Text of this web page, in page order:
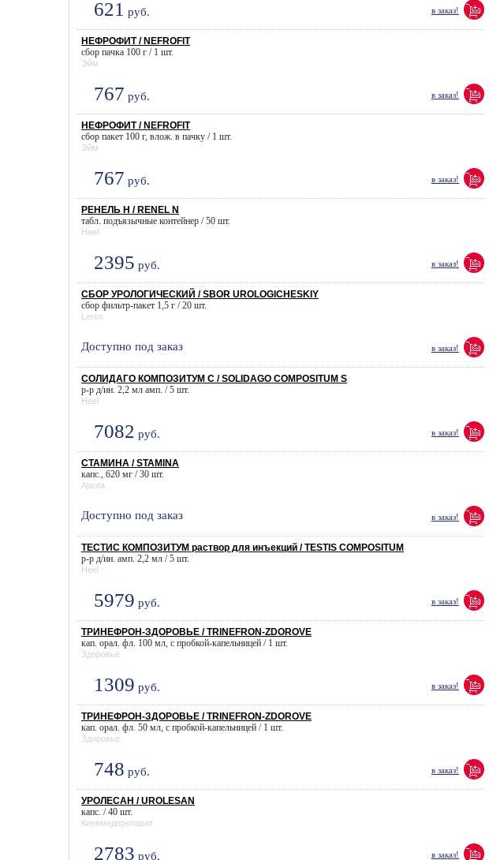
621 руб. в заказ!
НЕФРОФИТ / NEFROFIT
сбор пачка 100 г / 1 шт.
Эйм
767 руб. в заказ!
НЕФРОФИТ / NEFROFIT
сбор пакет 100 г, влож. в пачку / 1 шт.
Эйм
767 руб. в заказ!
РЕНЕЛЬ Н / RENEL N
табл. подъязычные контейнер / 50 шт.
Heel
2395 руб. в заказ!
СБОР УРОЛОГИЧЕСКИЙ / SBOR UROLOGICHESKIY
сбор фильтр-пакет 1,5 г / 20 шт.
Leros
Доступно под заказ в заказ!
СОЛИДАГО КОМПОЗИТУМ С / SOLIDAGO COMPOSITUM S
р-р д/ин. 2,2 мл амп. / 5 шт.
Heel
7082 руб. в заказ!
СТАМИНА / STAMINA
капс., 620 мг / 30 шт.
Ajanta
Доступно под заказ в заказ!
ТЕСТИС КОМПОЗИТУМ раствор для инъекций / TESTIS COMPOSITUM
р-р д/ин. амп. 2,2 мл / 5 шт.
Heel
5979 руб. в заказ!
ТРИНЕФРОН-ЗДОРОВЬЕ / TRINEFRON-ZDOROVE
кап. орал. фл. 100 мл, с пробкой-капельницей / 1 шт.
Здоровье
1309 руб. в заказ!
ТРИНЕФРОН-ЗДОРОВЬЕ / TRINEFRON-ZDOROVE
кап. орал. фл. 50 мл, с пробкой-капельницей / 1 шт.
Здоровье
748 руб. в заказ!
УРОЛЕСАН / UROLESAN
капс. / 40 шт.
Киевмедпрепарат
2783 руб. в заказ!